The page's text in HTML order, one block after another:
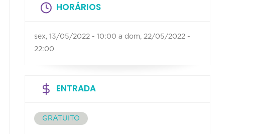
HORÁRIOS
sex, 13/05/2022 - 10:00 a dom, 22/05/2022 -
22:00
ENTRADA
GRATUITO